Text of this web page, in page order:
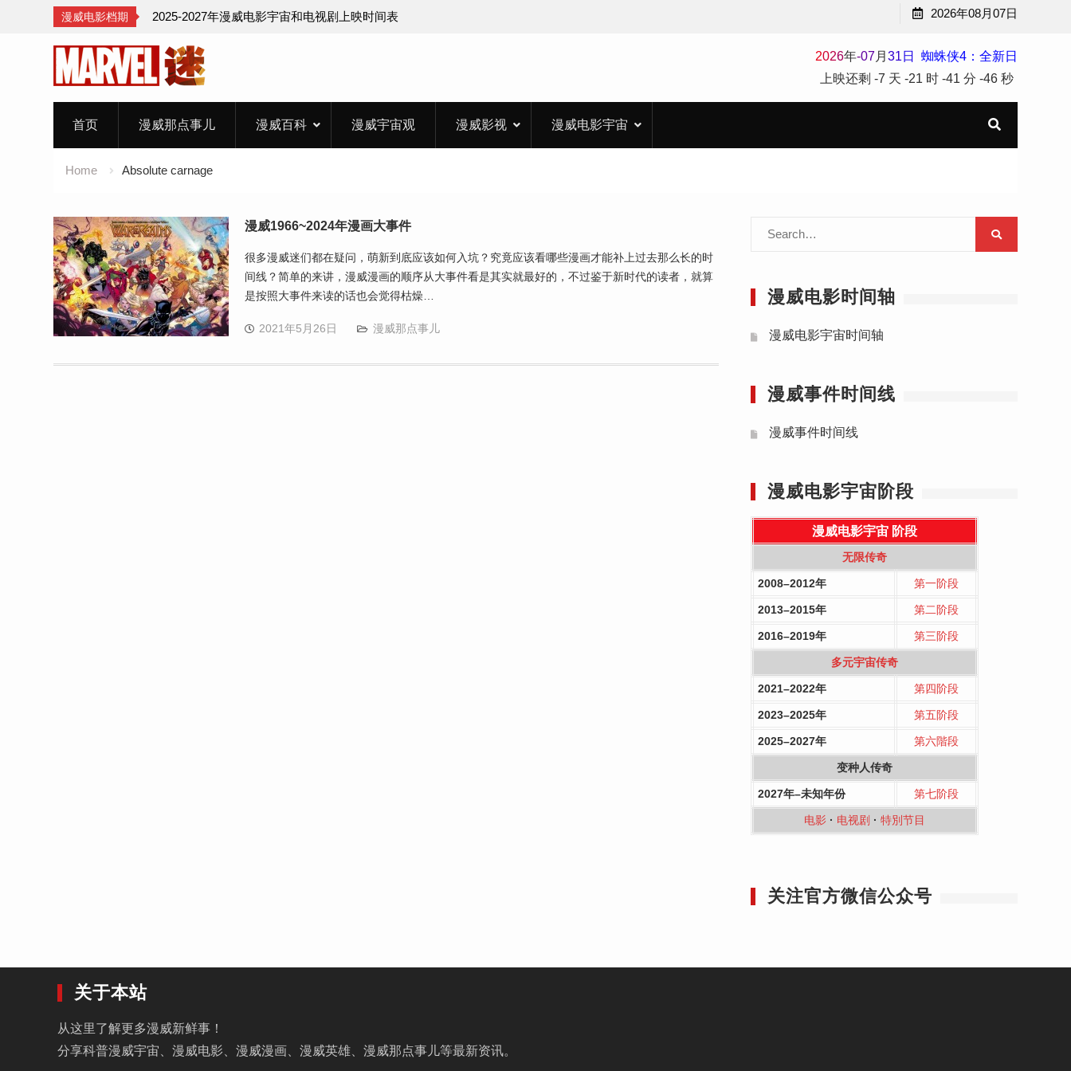
漫威电影档期 2025-2027年漫威电影宇宙和电视剧上映时间表 2026年08月07日
2026年-07月 31 日
蜘蛛侠4：全新日
上映还剩 -7 天 -21 时 -41 分 -46 秒
首页 漫威那点事儿 漫威百科 漫威宇宙观 漫威影视 漫威电影宇宙
Home Absolute carnage
漫威1966~2024年漫画大事件
很多漫威迷们都在疑问，萌新到底应该如何入坑？究竟应该看哪些漫画才能补上过去那么长的时
间线？简单的来讲，漫威漫画的顺序从大事件看是其实就最好的，不过鉴于新时代的读者，就算
是按照大事件来读的话也会觉得枯燥…
2021年5月26日 漫威那点事儿
Search
漫威电影时间轴
漫威电影宇宙时间轴
漫威事件时间线
漫威事件时间线
漫威电影宇宙阶段
漫威电影宇宙 阶段
无限传奇
2008–2012年 第一阶段
2013–2015年 第二阶段
2016–2019年 第三阶段
多元宇宙传奇
2021–2022年 第四阶段
2023–2025年 第五阶段
2025–2027年 第六階段
变种人传奇
2027年–未知年份 第七阶段
电影 · 电视剧 · 特別节目
关注官方微信公众号
关于本站
从这里了解更多漫威新鲜事！
分享科普漫威宇宙、漫威电影、漫威漫画、漫威英雄、漫威那点事儿等最新资讯。